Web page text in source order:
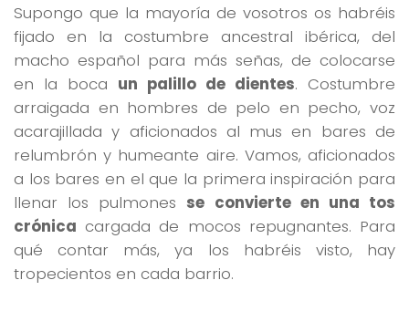
Supongo que la mayoría de vosotros os habréis
fijado en la costumbre ancestral ibérica, del
macho español para más señas, de colocarse
en la boca un palillo de dientes. Costumbre
arraigada en hombres de pelo en pecho, voz
acarajillada y aficionados al mus en bares de
relumbrón y humeante aire. Vamos, aficionados
a los bares en el que la primera inspiración para
llenar los pulmones se convierte en una tos
crónica cargada de mocos repugnantes. Para
qué contar más, ya los habréis visto, hay
tropecientos en cada barrio.